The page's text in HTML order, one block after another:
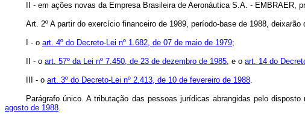
II - em ações novas da Empresa Brasileira de Aeronáutica S.A. - EMBRAER,
Art. 2º A partir do exercício financeiro de 1989, período-base de 1988,
I - o art. 4º do Decreto-Lei nº 1.682, de 07 de maio de 1979;
II - o art. 57º da Lei nº 7.450, de 23 de dezembro de 1985, e o art. 14 do
III - o art. 3º do Decreto-Lei nº 2.413, de 10 de fevereiro de 1988.
Parágrafo único. A tributação das pessoas jurídicas abrangidas pelo
agosto de 1988.